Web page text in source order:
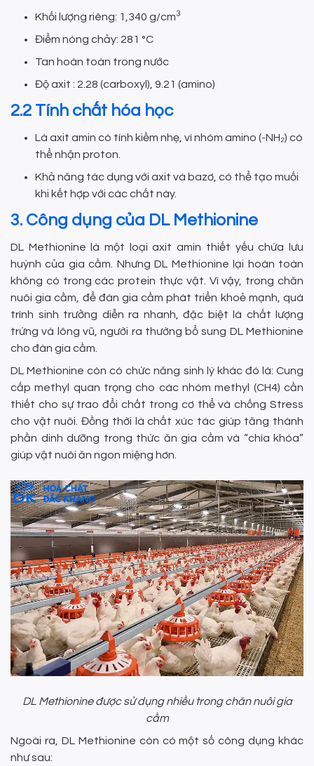
Khối lượng riêng: 1,340 g/cm3
Điểm nóng chảy: 281 °C
Tan hoàn toàn trong nước
Độ axit : 2.28 (carboxyl), 9.21 (amino)
2.2 Tính chất hóa học
Là axit amin có tính kiềm nhẹ, vì nhóm amino (-NH₂) có
thể nhận proton.
Khả năng tác dụng với axit và bazơ, có thể tạo muối
khi kết hợp với các chất này.
3. Công dụng của DL Methionine
DL Methionine là một loại axit amin thiết yếu chứa lưu
huỳnh của gia cầm. Nhưng DL Methionine lại hoàn toàn
không có trong các protein thực vật. Vì vậy, trong chăn
nuôi gia cầm, để đàn gia cầm phát triển khoẻ mạnh, quá
trình sinh trưởng diễn ra nhanh, đặc biệt là chất lượng
trứng và lông vũ, người ra thường bổ sung DL Methionine
cho đàn gia cầm.
DL Methionine còn có chức năng sinh lý khác đó là: Cung
cấp methyl quan trọng cho các nhóm methyl (CH4) cần
thiết cho sự trao đổi chất trong cơ thể và chống Stress
cho vật nuôi. Đồng thời là chất xúc tác giúp tăng thành
phần dinh dưỡng trong thức ăn gia cầm và “chìa khóa”
giúp vật nuôi ăn ngon miệng hơn.
DL Methionine được sử dụng nhiều trong chăn nuôi gia
cầm
Ngoài ra, DL Methionine còn có một số công dụng khác
như sau: